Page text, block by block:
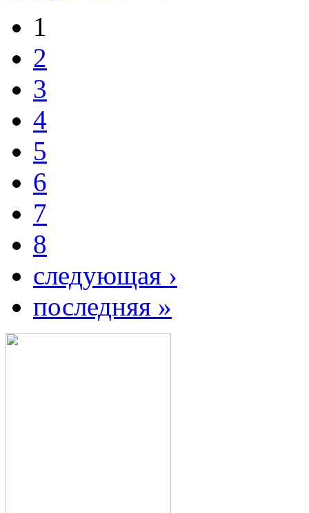
1
2
3
4
5
6
7
8
следующая ›
последняя »